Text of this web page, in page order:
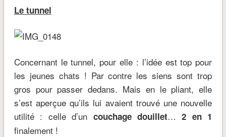
Le tunnel
Concernant le tunnel, pour elle : l’idée est top pour
les jeunes chats ! Par contre les siens sont trop
gros pour passer dedans. Mais en le pliant, elle
s’est aperçue qu’ils lui avaient trouvé une nouvelle
utilité : celle d’un couchage douillet…2 en 1
finalement !